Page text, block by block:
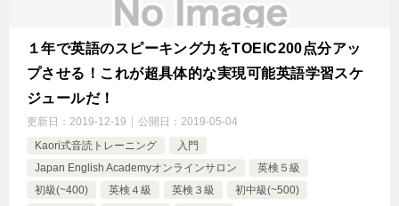
１年で英語のスピーキング力をTOEIC200点分アッ
プさせる！これが超具体的な実現可能英語学習スケ
ジュールだ！
更新日： 2019-12-19 公開日： 2019-05-04
Kaori式音読トレーニング
入門
Japan English Academyオンラインサロン
英検５級
初級(~400)
英検４級 英検３級
初中級(~500)